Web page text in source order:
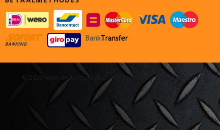
© 2026 www.onderdelen4x4.nl - Powered by Shoppagina.nl